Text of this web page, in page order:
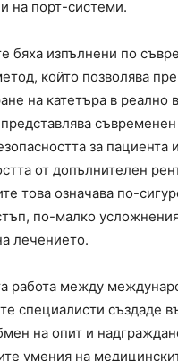
на порт-системи.
бяха изпълнени по
който позволява
на катетъра в реално
съвременен
за пациента
от допълнителен
това означава по-
по-малко
лечението.
работа между
специалисти създаде
на опит и
умения на